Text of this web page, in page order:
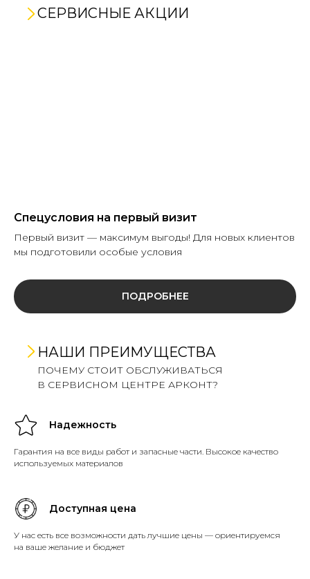
СЕРВИСНЫЕ АКЦИИ
Спецусловия на первый визит
Первый визит — максимум выгоды! Для новых клиентов
мы подготовили особые условия
ПОДРОБНЕЕ
НАШИ ПРЕИМУЩЕСТВА
ПОЧЕМУ СТОИТ ОБСЛУЖИВАТЬСЯ
В СЕРВИСНОМ ЦЕНТРЕ АРКОНТ?
Надежность
Гарантия на все виды работ и запасные части. Высокое качество
используемых материалов
Доступная цена
У нас есть все возможности дать лучшие цены — ориентируемся
на ваше желание и бюджет